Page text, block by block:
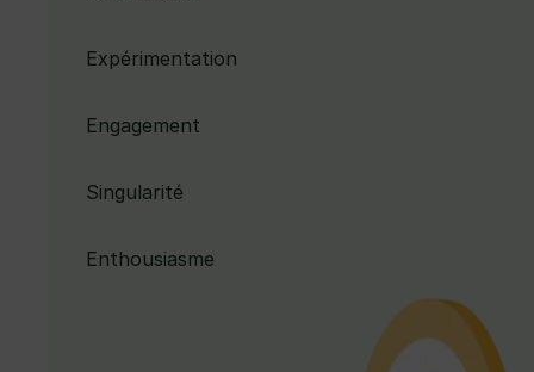
Expérimentation
Engagement
Singularité
Enthousiasme